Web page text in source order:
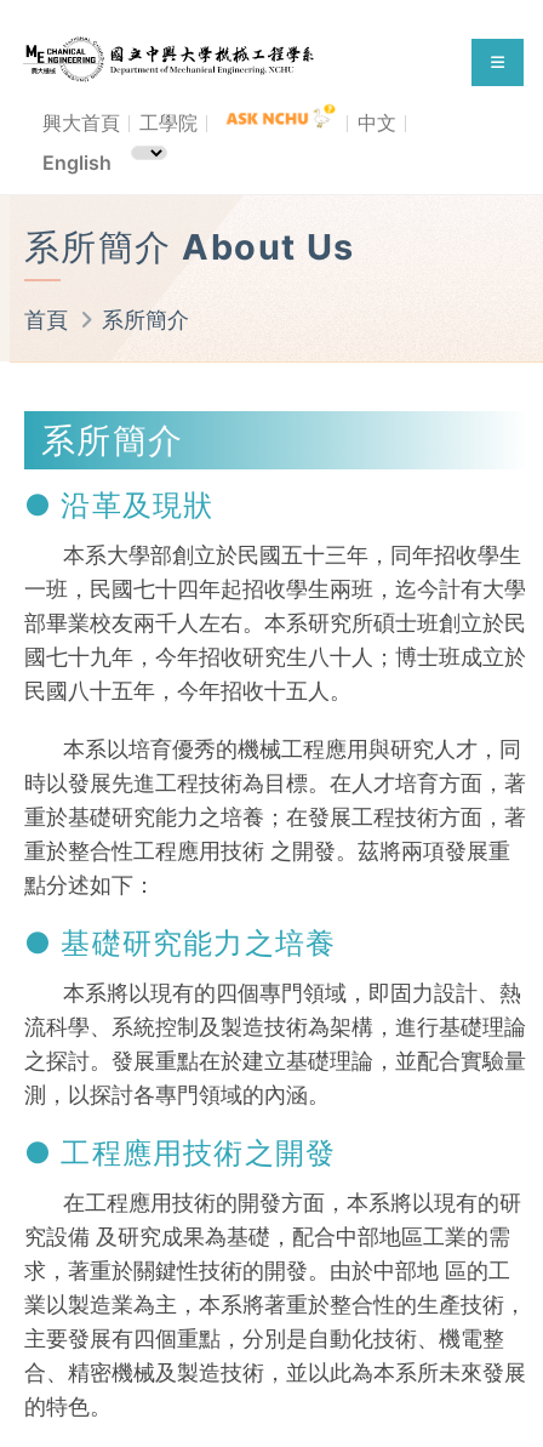
興大首頁 工學院
中文
English
系所簡介 About Us
首頁 系所簡介
系所簡介
● 沿革及現狀
本系大學部創立於民國五十三年，同年招收學生
一班，民國七十四年起招收學生兩班，迄今計有大學
部畢業校友兩千人左右。本系研究所碩士班創立於民
國七十九年，今年招收研究生八十人；博士班成立於
民國八十五年，今年招收十五人。
本系以培育優秀的機械工程應用與研究人才，同
時以發展先進工程技術為目標。在人才培育方面，著
重於基礎研究能力之培養；在發展工程技術方面，著
重於整合性工程應用技術 之開發。茲將兩項發展重
點分述如下：
● 基礎研究能力之培養
本系將以現有的四個專門領域，即固力設計、熱
流科學、系統控制及製造技術為架構，進行基礎理論
之探討。發展重點在於建立基礎理論，並配合實驗量
測，以探討各專門領域的內涵。
● 工程應用技術之開發
在工程應用技術的開發方面，本系將以現有的研
究設備 及研究成果為基礎，配合中部地區工業的需
求，著重於關鍵性技術的開發。由於中部地 區的工
業以製造業為主，本系將著重於整合性的生產技術，
主要發展有四個重點，分別是自動化技術、機電整
合、精密機械及製造技術，並以此為本系所未來發展
的特色。